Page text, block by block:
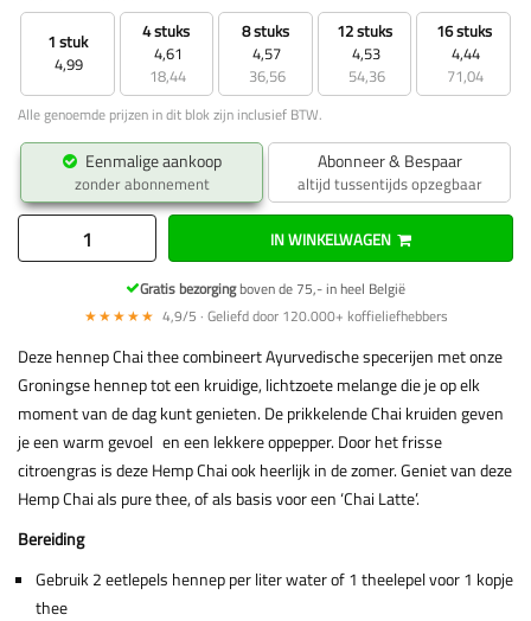
1 stuk
4,99
4 stuks
4,61
18,44
8 stuks
4,57
36,56
12 stuks
4,53
54,36
16 stuks
4,44
71,04
Alle genoemde prijzen in dit blok zijn inclusief BTW.
Eenmalige aankoop
zonder abonnement
Abonneer & Bespaar
altijd tussentijds opzegbaar
IN WINKELWAGEN
Gratis bezorgingboven de 75,- in heel België
★★★★★ 4,9/5 · Geliefd door 120.000+ koffieliefhebbers
Deze hennep Chai thee combineert Ayurvedische specerijen met onze
Groningse hennep tot een kruidige, lichtzoete melange die je op elk
moment van de dag kunt genieten. De prikkelende Chai kruiden geven
je een warm gevoel en een lekkere oppepper. Door het frisse
citroengras is deze Hemp Chai ook heerlijk in de zomer. Geniet van deze
Hemp Chai als pure thee, of als basis voor een ‘Chai Latte’.
Bereiding
Gebruik 2 eetlepels hennep per liter water of 1 theelepel voor 1 kopje
thee